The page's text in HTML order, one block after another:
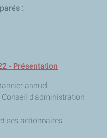
:
- Présentation
annuel
d'administration
ses actionnaires